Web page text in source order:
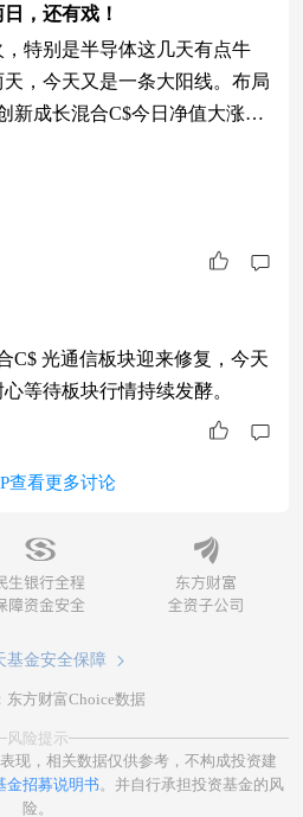
，还有戏！
特别是半导体这几天有点牛
，今天又是一条大阳线。布局
新成长混合C$今日净值大涨了
看这波还没结束，继续加油
混合C$今天+0.83%； $财通价
#传美国拟禁进口中国
C$ 光通信板块迎来修复，今天
等待板块行情持续发酵。
查看更多讨论
基金安全保障
东方财富Choice数据
风险提示
现，相关数据仅供参考，不构成投资建
金招募说明书 。并自行承担投资基金的风
险。